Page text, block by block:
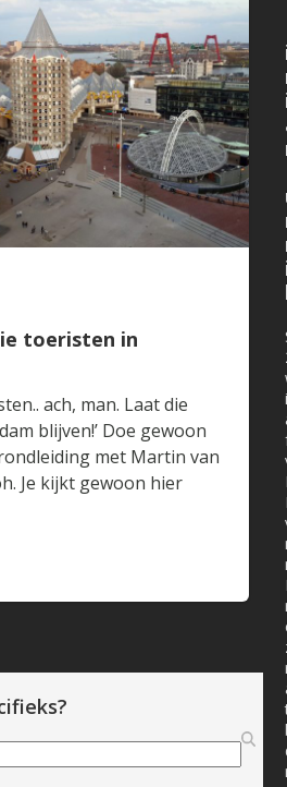
toeristen in
ach, man. Laat die
blijven!’ Doe gewoon
met Martin van
Je kijkt gewoon hier